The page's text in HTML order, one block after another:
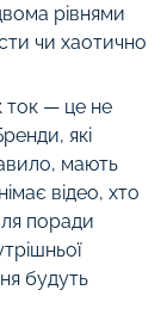
рівнями
чи хаотично
ток — це не
які
мають
відео, хто
поради
будуть